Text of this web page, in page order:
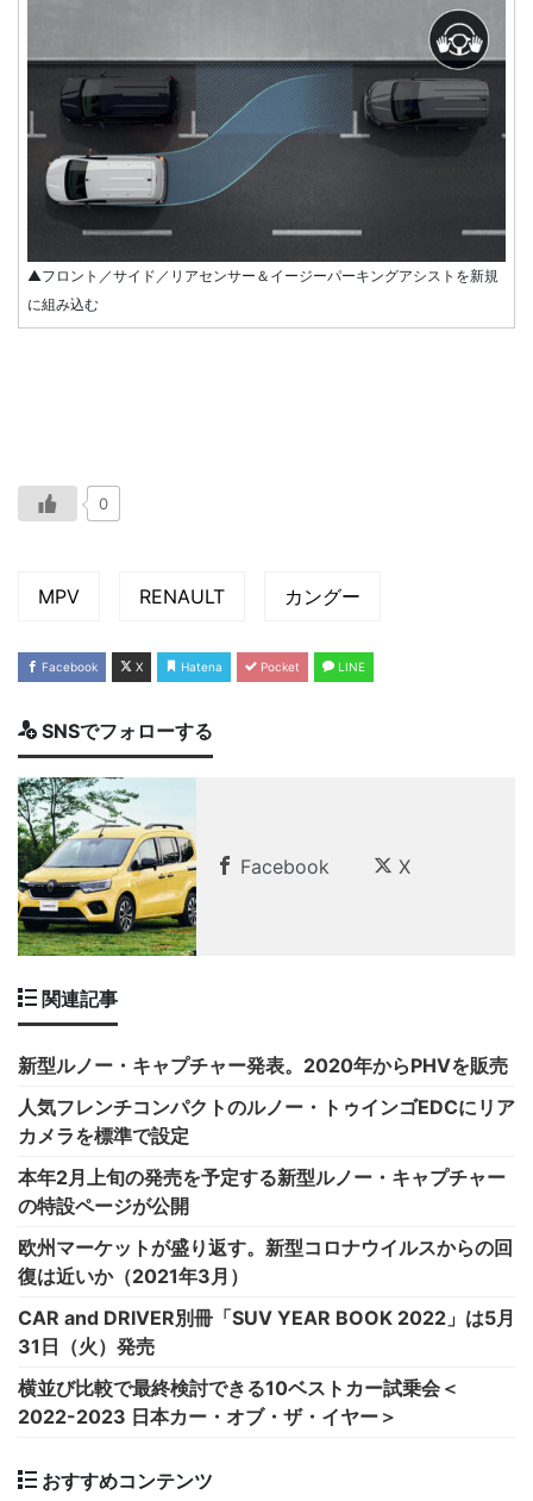
▲フロント／サイド／リアセンサー＆イージーパーキングアシストを新規
に組み込む
0
MPV RENAULT カングー
Facebook X Hatena Pocket LINE
SNSでフォローする
Facebook X
関連記事
新型ルノー・キャプチャー発表。2020年からPHVを販売
人気フレンチコンパクトのルノー・トゥインゴEDCにリア
カメラを標準で設定
本年2月上旬の発売を予定する新型ルノー・キャプチャー
の特設ページが公開
欧州マーケットが盛り返す。新型コロナウイルスからの回
復は近いか（2021年3月）
CAR and DRIVER別冊「SUV YEAR BOOK 2022」は5月
31日（火）発売
横並び比較で最終検討できる10ベストカー試乗会＜
2022-2023 日本カー・オブ・ザ・イヤー＞
おすすめコンテンツ